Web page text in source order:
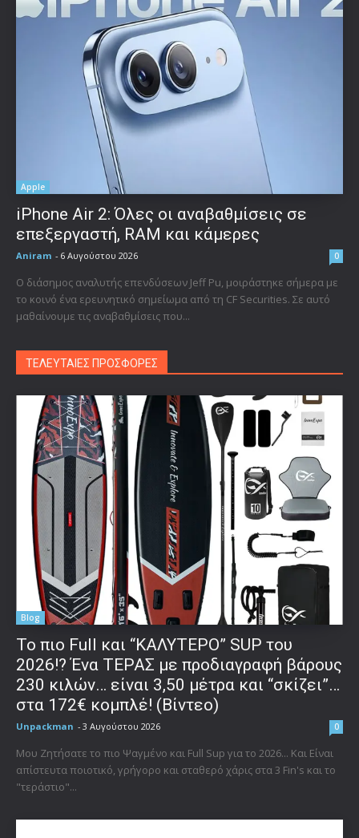
Apple
iPhone Air 2: Όλες οι αναβαθμίσεις σε
επεξεργαστή, RAM και κάμερες
Aniram - 6 Αυγούστου 2026 0
Ο διάσημος αναλυτής επενδύσεων Jeff Pu, μοιράστηκε σήμερα με
το κοινό ένα ερευνητικό σημείωμα από τη CF Securities. Σε αυτό
μαθαίνουμε τις αναβαθμίσεις που...
ΤΕΛΕΥΤΑΙΕΣ ΠΡΟΣΦΟΡΕΣ
Blog
To πιο Full και “ΚΑΛΥΤΕΡΟ” SUP του
2026!? Ένα ΤΕΡΑΣ με προδιαγραφή βάρους
230 κιλών… είναι 3,50 μέτρα και “σκίζει”…
στα 172€ κομπλέ! (Βίντεο)
Unpackman - 3 Αυγούστου 2026 0
Μου Ζητήσατε το πιο Ψαγμένο και Full Sup για το 2026... Και Είναι
απίστευτα ποιοτικό, γρήγορο και σταθερό χάρις στα 3 Fin's και το
"τεράστιο"...